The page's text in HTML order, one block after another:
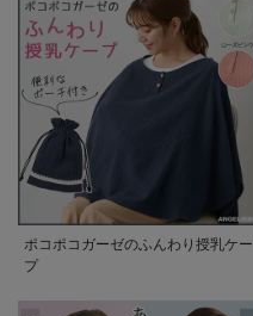
ポコポコガーゼのふんわり授乳ケー
プ